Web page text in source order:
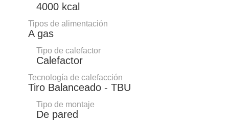
4000 kcal
Tipos de alimentación
A gas
Tipo de calefactor
Calefactor
Tecnología de calefacción
Tiro Balanceado - TBU
Tipo de montaje
De pared